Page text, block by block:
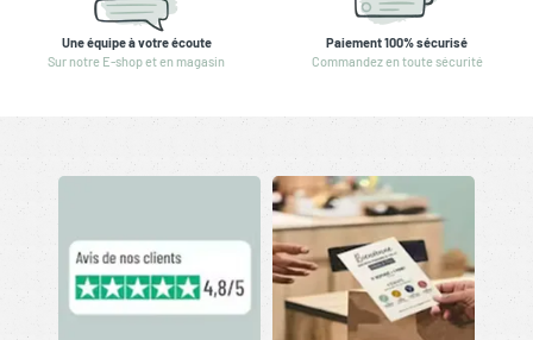
Une équipe à votre écoute
Sur notre E-shop et en magasin
Paiement 100% sécurisé
Commandez en toute sécurité